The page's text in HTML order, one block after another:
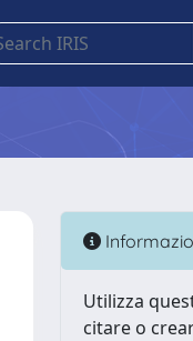
Utilizza
citare o